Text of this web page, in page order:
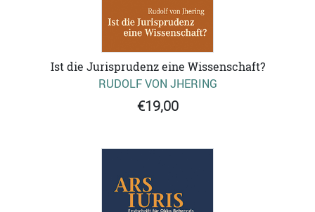
Ist die Jurisprudenz eine Wissenschaft?
RUDOLF VON JHERING
€19,00